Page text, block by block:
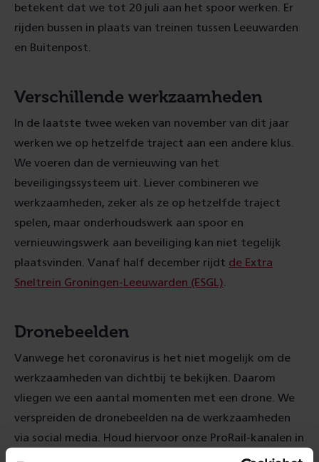
betekent dat we tot 20 juli aan het spoor werken. Er
rijden bussen in plaats van treinen tussen Leeuwarden
en Buitenpost.
Verschillende werkzaamheden
In de laatste twee weken van november van dit jaar
werken we op hetzelfde traject aan een andere klus.
We voeren dan de vernieuwing van het
beveiligingssysteem uit. Liever combineren we
werkzaamheden, zeker als ze op hetzelfde traject
spelen, maar onderhoudswerk aan spoor en
vernieuwingswerk aan beveiliging kan niet tegelijk
plaatsvinden. Vanaf half december rijdt de Extra
Sneltrein Groningen-Leeuwarden (ESGL)
Dronebeelden
Vanwege het coronavirus is het niet mogelijk om de
werkzaamheden van dichtbij te bekijken. Daarom
vliegen we een aantal momenten met een drone. We
verspreiden de dronebeelden na de werkzaamheden
via social media. Houd hiervoor onze ProRail-kanalen in